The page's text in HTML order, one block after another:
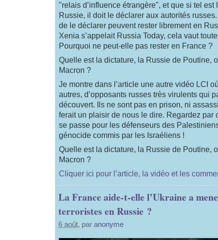
"relais d’influence étrangère", et que si tel est
Russie, il doit le déclarer aux autorités
de le déclarer peuvent rester librement en
Xenia s’appelait Russia Today, cela vaut
Pourquoi ne peut-elle pas rester en France ?
Quelle est la dictature, la Russie de Poutine,
Macron ?
Je montre dans l’article une autre vidéo LCI
autres, d’opposants russes très virulents qui
découvert. Ils ne sont pas en prison, ni
ferait un plaisir de nous le dire. Regardez par
se passe pour les défenseurs des
génocide commis par les Israéliens !
Quelle est la dictature, la Russie de Poutine,
Macron ?
Cliquer ici pour l’article, la vidéo et les
La France aide-t-elle l’Ukraine a
terroristes en Russie ?
6 août, par anonyme